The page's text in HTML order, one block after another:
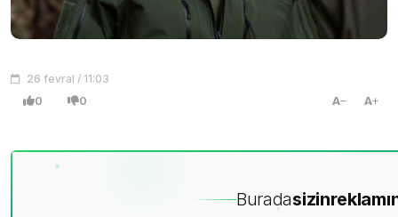
26 fevral / 11:03
0 0 A A
Buradasizin